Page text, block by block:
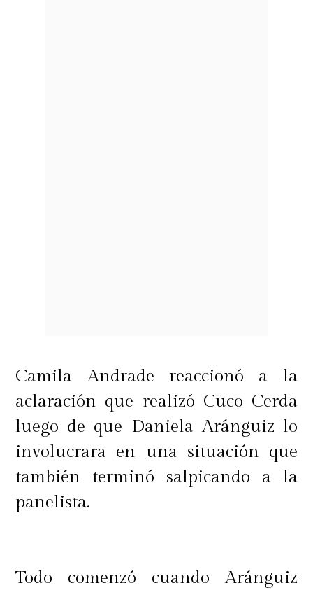
Camila Andrade reaccionó a la
aclaración que realizó Cuco Cerda
luego de que Daniela Aránguiz lo
involucrara en una situación que
también terminó salpicando a la
panelista.
Todo comenzó cuando Aránguiz